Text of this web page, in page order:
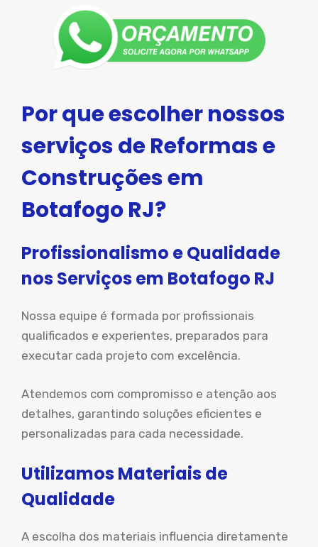
Por que escolher nossos
serviços de Reformas e
Construções em
Botafogo RJ?
Profissionalismo e Qualidade
nos Serviços em Botafogo RJ
Nossa equipe é formada por profissionais
qualificados e experientes, preparados para
executar cada projeto com excelência.
Atendemos com compromisso e atenção aos
detalhes, garantindo soluções eficientes e
personalizadas para cada necessidade.
Utilizamos Materiais de
Qualidade
A escolha dos materiais influencia diretamente